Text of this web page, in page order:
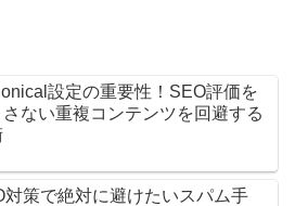
設定の重要性！SEO評価を
ない重複コンテンツを回避する
対策で絶対に避けたいスパム手